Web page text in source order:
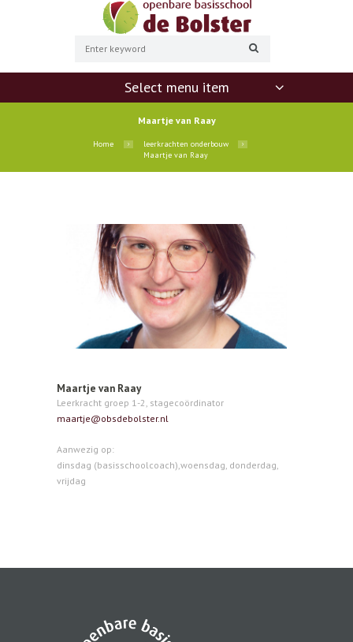
Select menu item
Maartje van Raay
Home
leerkrachten onderbouw
Maartje van Raay
Maartje van Raay
Leerkracht groep 1-2, stagecoördinator
maartje@obsdebolster.nl
Aanwezig op:
dinsdag (basisschoolcoach),woensdag, donderdag,
vrijdag